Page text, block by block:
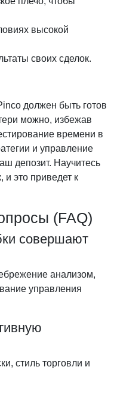
высокой
своих сделок.
должен быть готов
можно, избежав
времени в
и управление
депозит. Научитесь
и это приведет к
(FAQ)
совершают
анализом,
управления
стиль торговли и